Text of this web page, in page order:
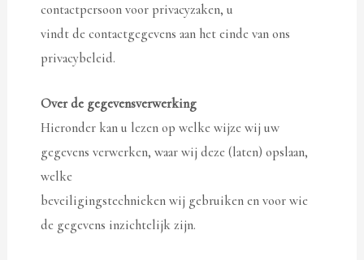
contactpersoon voor privacyzaken, u
vindt de contactgegevens aan het einde van ons
privacybeleid.
Over de gegevensverwerking
Hieronder kan u lezen op welke wijze wij uw
gegevens verwerken, waar wij deze (laten) opslaan,
welke
beveiligingstechnieken wij gebruiken en voor wie
de gegevens inzichtelijk zijn.